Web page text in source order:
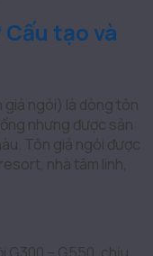
tạo và
giả ngói) là dòng tôn
nhưng được sản
Tôn giả ngói được
nhà tâm linh,